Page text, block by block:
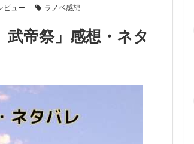
ビュー ラノベ感想
帝祭」感想・ネタ